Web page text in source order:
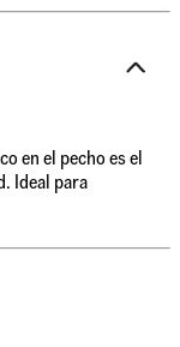
en el pecho es el
Ideal para